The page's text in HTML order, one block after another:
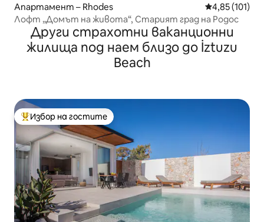
Апартамент – Rhodes Средна
4,85 (101)
Лофт „Домът на живота“, Старият град на Родос
Други страхотни ваканционни
жилища под наем близо до İztuzu
Beach
Най-популярен избор на гостите
Избор на гостите